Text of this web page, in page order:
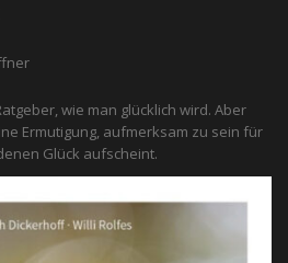
wie man glücklich wird. Aber
Ermutigung, aufmerksam zu sein für
Glück aufscheint.